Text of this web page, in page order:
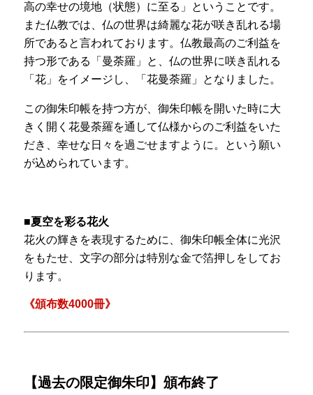
高の幸せの境地（状態）に至る」ということです。
また仏教では、仏の世界は綺麗な花が咲き乱れる場
所であると言われております。仏教最高のご利益を
持つ形である「曼荼羅」と、仏の世界に咲き乱れる
「花」をイメージし、「花曼荼羅」となりました。
この御朱印帳を持つ方が、御朱印帳を開いた時に大
きく開く花曼荼羅を通して仏様からのご利益をいた
だき、幸せな日々を過ごせますように。という願い
が込められています。
■夏空を彩る花火
花火の輝きを表現するために、御朱印帳全体に光沢
をもたせ、文字の部分は特別な金で箔押しをしてお
ります。
《頒布数4000冊》ㅤㅤㅤㅤ
【過去の限定御朱印】頒布終了